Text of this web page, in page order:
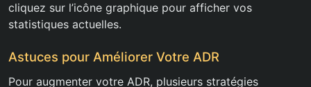
cliquez sur l’icône graphique pour afficher vos
statistiques actuelles.
Astuces pour Améliorer Votre ADR
Pour augmenter votre ADR, plusieurs stratégies